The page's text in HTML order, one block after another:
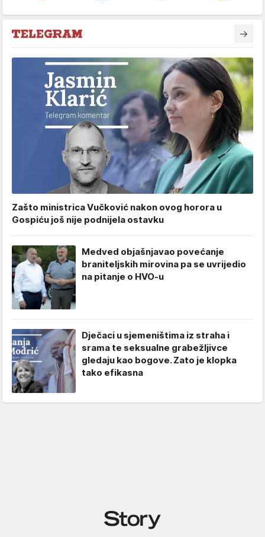
Zašto ministrica Vučković nakon ovog horora u
Gospiću još nije podnijela ostavku
Medved objašnjavao povećanje
braniteljskih mirovina pa se uvrijedio
na pitanje o HVO-u
Dječaci u sjemeništima iz straha i
srama te seksualne grabežljivce
gledaju kao bogove. Zato je klopka
tako efikasna